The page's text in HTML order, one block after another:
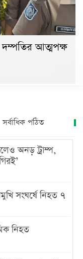
দম্পতির আত্মপক্ষ
সর্বাধিক পঠিত
অনড় ট্রাম্প,
সংঘর্ষে নিহত ৭
নিহত